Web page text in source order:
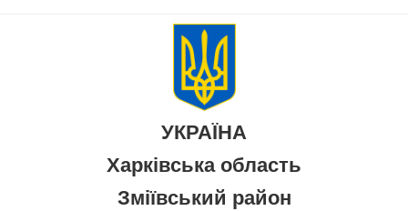
УКРАЇНА
Харківська область
Зміївський район